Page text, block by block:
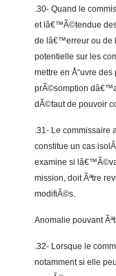
.30- Quand le
et lâ€™Ã©tendue
de lâ€™erreur ou de
potentielle sur les
mettre en Å“uvre
prÃ©somption
dÃ©faut de pouvoir
.31- Le commissaire
constitue un cas
examine si
mission, doit Ãªtre
modifiÃ©s.
Anomalie pouvant
.32- Lorsque le
notamment si elle